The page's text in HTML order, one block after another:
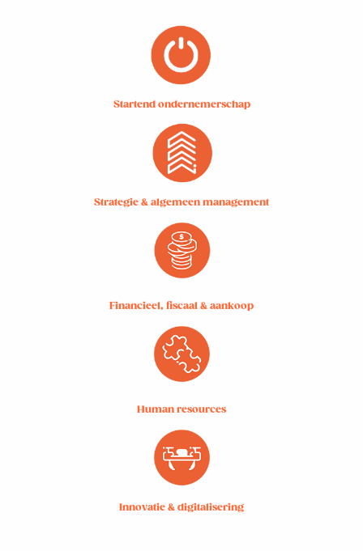
Startend ondernemerschap
Strategie & algemeen management
Financieel, fiscaal & aankoop
Human resources
Innovatie & digitalisering